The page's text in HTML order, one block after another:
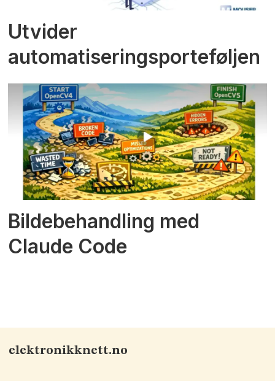
Utvider
automatiseringsporteføljen
Bildebehandling med
Claude Code
elektronikknett.no